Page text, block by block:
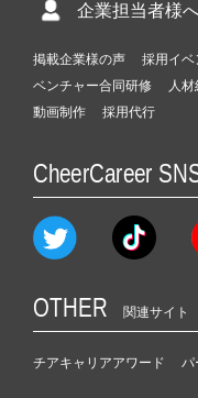
企業担当者様
掲載企業様の声 採用イベ
ベンチャー合同研修
人
動画制作
採用代行
CheerCareer
OTHER 関連サイト
チアキャリアアワード パ